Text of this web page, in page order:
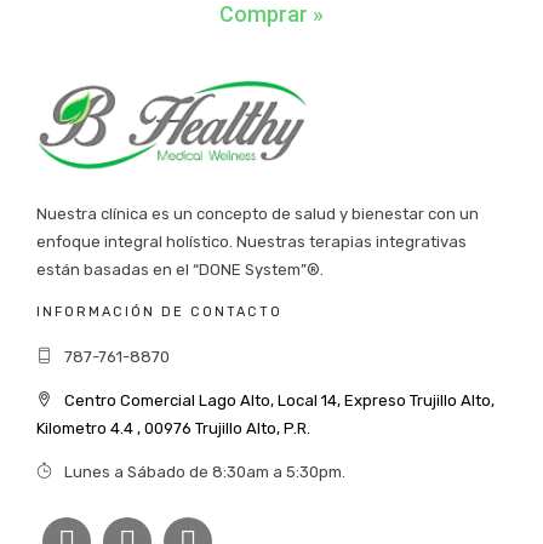
Comprar »
Nuestra clínica es un concepto de salud y bienestar con un
enfoque integral holístico. Nuestras terapias integrativas
están basadas en el “DONE System”®.
INFORMACIÓN DE CONTACTO
787-761-8870
Centro Comercial Lago Alto, Local 14, Expreso Trujillo Alto,
Kilometro 4.4 , 00976 Trujillo Alto, P.R.
Lunes a Sábado de 8:30am a 5:30pm.